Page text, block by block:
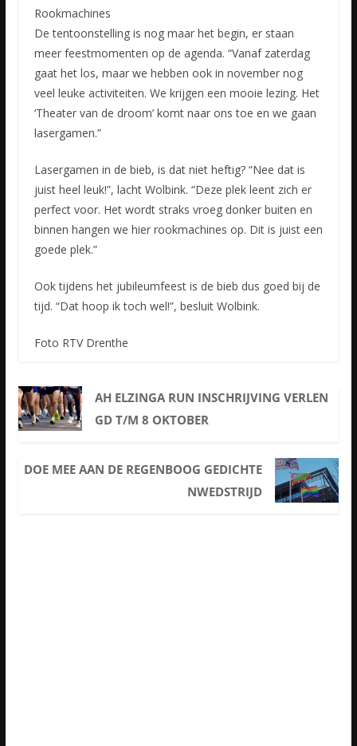
Rookmachines
De tentoonstelling is nog maar het begin, er staan
meer feestmomenten op de agenda. “Vanaf zaterdag
gaat het los, maar we hebben ook in november nog
veel leuke activiteiten. We krijgen een mooie lezing. Het
‘Theater van de droom’ komt naar ons toe en we gaan
lasergamen.”
Lasergamen in de bieb, is dat niet heftig? “Nee dat is
juist heel leuk!”, lacht Wolbink. “Deze plek leent zich er
perfect voor. Het wordt straks vroeg donker buiten en
binnen hangen we hier rookmachines op. Dit is juist een
goede plek.”
Ook tijdens het jubileumfeest is de bieb dus goed bij de
tijd. “Dat hoop ik toch wel!”, besluit Wolbink.
Foto RTV Drenthe
AH ELZINGA RUN INSCHRIJVING VERLEN
GD T/M 8 OKTOBER
DOE MEE AAN DE REGENBOOG GEDICHTE
NWEDSTRIJD